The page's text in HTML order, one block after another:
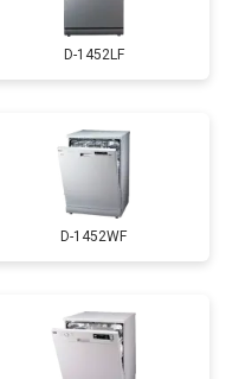
от 1550 ₽ Заказать
от 2000 ₽ Заказать
Заказать
Заказать
от 1000 ₽ Заказать
от 850 ₽ Заказать
D-1452LF
D-1452WF